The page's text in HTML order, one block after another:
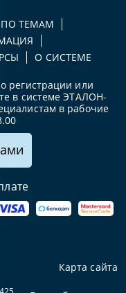
ТЕМАМ
О СИСТЕМЕ
регистрации или
в системе ЭТАЛОН-
в рабочие
Карта сайта